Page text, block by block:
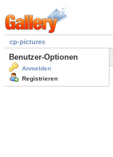
cp-pictures
Benutzer-Optionen
Anmelden
Registrieren